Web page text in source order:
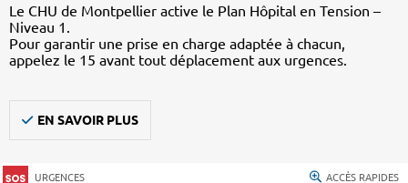
Le CHU de Montpellier active le Plan Hôpital en Tension –
Niveau 1.
Pour garantir une prise en charge adaptée à chacun,
appelez le 15 avant tout déplacement aux urgences.
EN SAVOIR PLUS
URGENCES ACCÈS RAPIDES